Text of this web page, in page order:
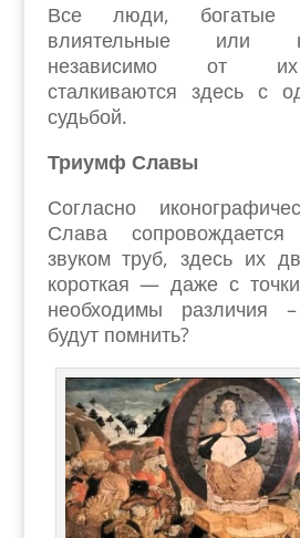
Все люди, богатые
влиятельные или
независимо от их
сталкиваются здесь с
судьбой.
Триумф Славы
Согласно
Слава сопровождается
звуком труб, здесь их
короткая — даже с
необходимы различия
будут помнить?